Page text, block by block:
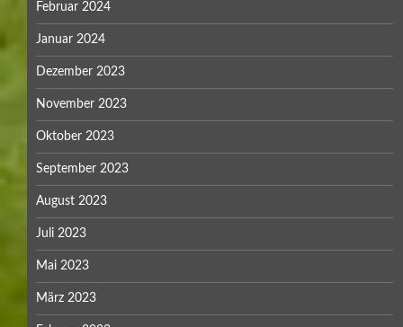
Februar 2024
Januar 2024
Dezember 2023
November 2023
Oktober 2023
September 2023
August 2023
Juli 2023
Mai 2023
März 2023